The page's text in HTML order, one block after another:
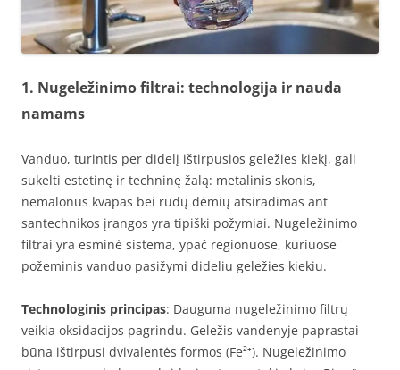
1. Nugeležinimo filtrai: technologija ir nauda
namams
Vanduo, turintis per didelį ištirpusios geležies kiekį, gali
sukelti estetinę ir techninę žalą: metalinis skonis,
nemalonus kvapas bei rudų dėmių atsiradimas ant
santechnikos įrangos yra tipiški požymiai. Nugeležinimo
filtrai yra esminė sistema, ypač regionuose, kuriuose
požeminis vanduo pasižymi dideliu geležies kiekiu.
Technologinis principas: Dauguma nugeležinimo filtrų
veikia oksidacijos pagrindu. Geležis vandenyje paprastai
būna ištirpusi dvivalentės formos (Fe²⁺). Nugeležinimo